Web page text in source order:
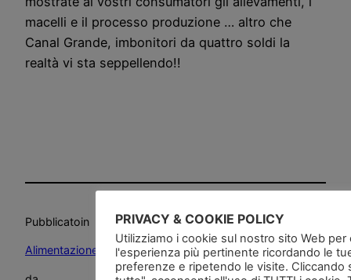
macelli e il processo produzione … altro che
Canal Grande, imbonitori da quattro soldi la
realtà vi sta seppellendo!!
Pubblicatoin
Alimentazione Animali, Deliri, Etica, News and go, Video
PRIVACY & COOKIE POLICY
Utilizziamo i cookie sul nostro sito Web per
l'esperienza più pertinente ricordando le
preferenze e ripetendo le visite. Cliccando